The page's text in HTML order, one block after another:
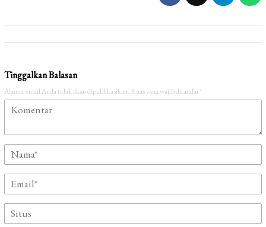
Tinggalkan Balasan
Alamat email Anda tidak akan dipublikasikan. Ruas yang wajib ditandai *